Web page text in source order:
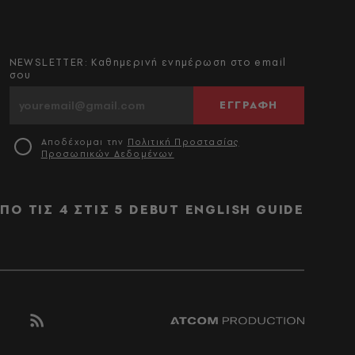
NEWSLETTER: Καθημερινή ενημέρωση στο email
σου
ΕΓΓΡΑΦΗ
Αποδέχομαι την Πολιτική Προστασίας
Προσωπικών Δεδομένων
ΤΙΣ 4 ΣΤΙΣ 5 DEBUT ENGLISH GUIDE